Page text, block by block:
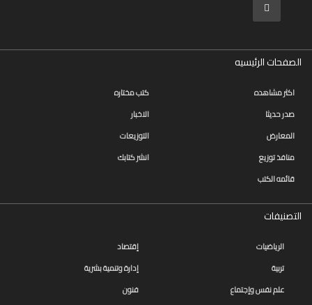
اعلام
علوم
101
تجربة
الأصطناعي
تعليم
تسويق
تطوير
الصفحات الرئيسيه
اكثر مشاهده
كتب مختاره
صدر حديثا
الاخبار
المعارض
التوزيعات
منافذ توزيع
انشر كتابك
قائمه الكتب
التصنيفات
الرياضيات
إقتصاد
تربية
إدارة وتنمية بشرية
علم نفس وإجتماع
فنون